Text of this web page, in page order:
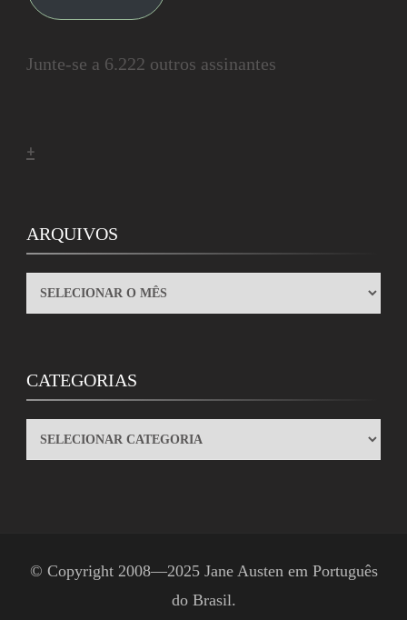
Junte-se a 6.222 outros assinantes
+
ARQUIVOS
ARQUIVOS
CATEGORIAS
CATEGORIAS
© Copyright 2008—2025 Jane Austen em Português
do Brasil.